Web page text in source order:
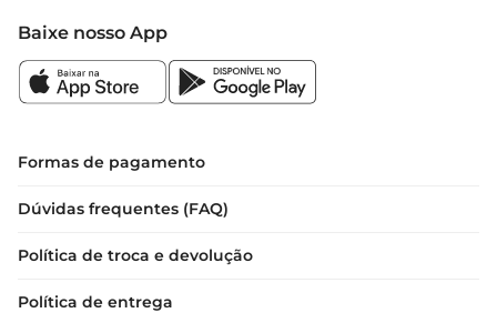
Baixe nosso App
Formas de pagamento
Dúvidas frequentes (FAQ)
Política de troca e devolução
Política de entrega